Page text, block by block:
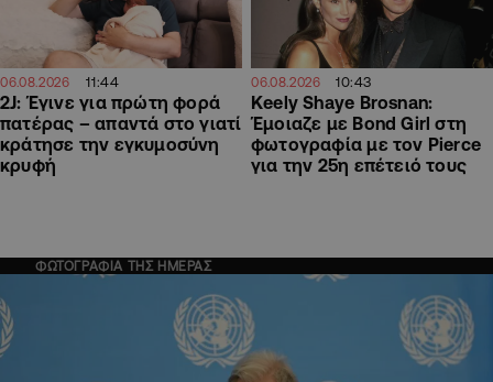
06.08.2026 11:44
2J: Έγινε για πρώτη φορά
πατέρας – απαντά στο γιατί
κράτησε την εγκυμοσύνη
κρυφή
06.08.2026 10:43
Keely Shaye Brosnan:
Έμοιαζε με Bond Girl στη
φωτογραφία με τον Pierce
για την 25η επέτειό τους
ΦΩΤΟΓΡΑΦΙΑ ΤΗΣ ΗΜΕΡΑΣ